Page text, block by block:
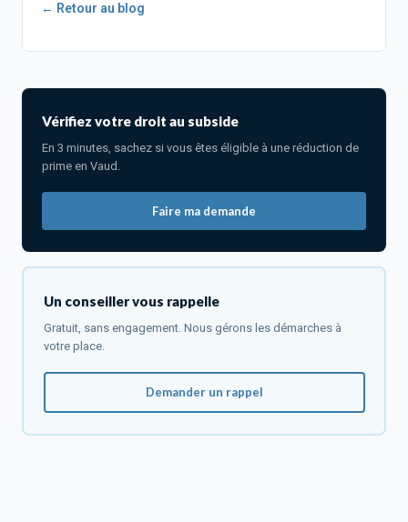
← Retour au blog
Vérifiez votre droit au subside
En 3 minutes, sachez si vous êtes éligible à une réduction de
prime en Vaud.
Faire ma demande
Un conseiller vous rappelle
Gratuit, sans engagement. Nous gérons les démarches à
votre place.
Demander un rappel